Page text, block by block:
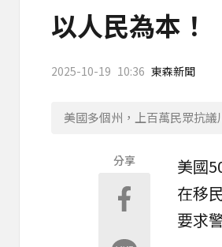
以人民為本！
2025-10-19 10:36 東森新聞
美國多個州，上百萬民眾抗議
分享 美國
在移
要求